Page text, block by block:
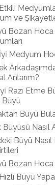
ve
Bozan
Medyum
Anlarım?
Razı Etme
Büyü
Büyü
Büyüsü Nasıl
Büyü
Bozan Hoca
Büyü